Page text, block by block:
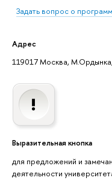
Задать вопрос о
Адрес
119017 Москва,
Выразительная кнопка
для предложений и
деятельности